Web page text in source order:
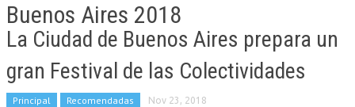
Buenos Aires 2018
La Ciudad de Buenos Aires prepara un
gran Festival de las Colectividades
Principal Recomendadas Nov 23, 2018